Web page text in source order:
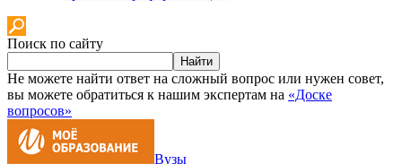
Поиск по сайту
Найти
Не можете найти ответ на сложный вопрос или нужен совет,
вы можете обратиться к нашим экспертам на «Доске
вопросов»
Вузы